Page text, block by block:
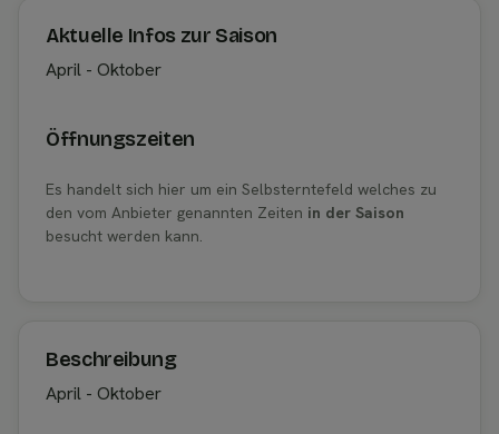
Aktuelle Infos zur Saison
April - Oktober
Öffnungszeiten
Es handelt sich hier um ein Selbsterntefeld welches zu
den vom Anbieter genannten Zeiten in der Saison
besucht werden kann.
Beschreibung
April - Oktober